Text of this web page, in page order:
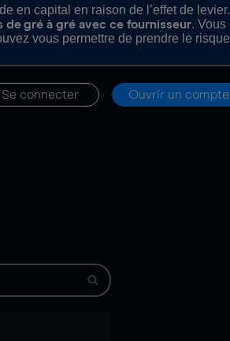
en capital en raison de l’effet de levier.
de gré à gré avec ce fournisseur. Vous
vous permettre de prendre le risque
Se connecter Ouvrir un compte